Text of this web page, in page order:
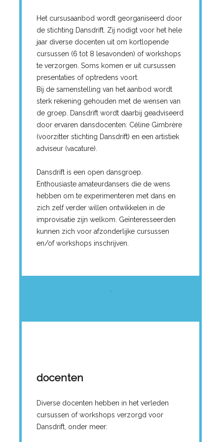
Het cursusaanbod wordt georganiseerd door
de stichting Dansdrift. Zij nodigt voor het hele
jaar diverse docenten uit om kortlopende
cursussen (6 tot 8 lesavonden) of workshops
te verzorgen. Soms komen er uit cursussen
presentaties of optredens voort.
Bij de samenstelling van het aanbod wordt
sterk rekening gehouden met de wensen van
de groep. Dansdrift wordt daarbij geadviseerd
door ervaren dansdocenten: Céline Gimbrère
(voorzitter stichting Dansdrift) en een artistiek
adviseur (vacature).
Dansdrift is een open dansgroep.
Enthousiaste amateurdansers die de wens
hebben om te experimenteren met dans en
zich zelf verder willen ontwikkelen in de
improvisatie zijn welkom. Geïnteresseerden
kunnen zich voor afzonderlijke cursussen
en/of workshops inschrijven.
docenten
Diverse docenten hebben in het verleden
cursussen of workshops verzorgd voor
Dansdrift, onder meer: